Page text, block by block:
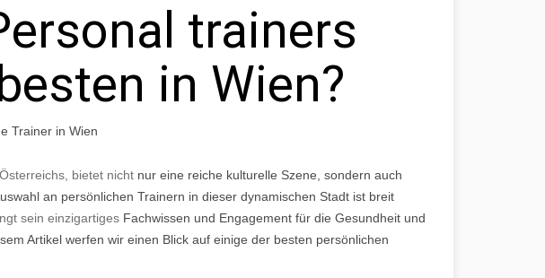
trainers
in Wien?
Trainer in Wien
bietet nicht nur eine reiche kulturelle Szene, sondern auch
an persönlichen Trainern in dieser dynamischen Stadt ist breit
sein einzigartiges Fachwissen und Engagement für die Gesundheit und
Artikel werfen wir einen Blick auf einige der besten persönlichen